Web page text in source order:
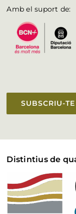
Amb el suport de:
SUBSCRIU-
Distintius de